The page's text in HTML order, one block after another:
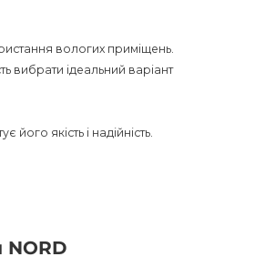
вологих приміщень.
вибрати ідеальний варіант
його якість і надійність.
і якість.
і може бути змінена
NORD